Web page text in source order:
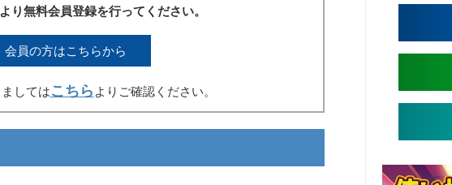
り無料会員登録を行ってください。
会員の方はこちらから
してはこちら よりご確認ください。